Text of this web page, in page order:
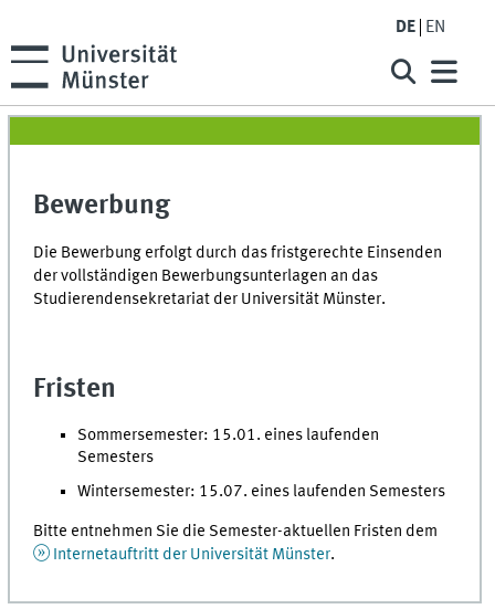
DE EN
Bewerbung
Die Bewerbung erfolgt durch das fristgerechte Einsenden
der vollständigen Bewerbungsunterlagen an das
Studierendensekretariat der Universität Münster.
Fristen
Sommersemester: 15.01. eines laufenden
Semesters
Wintersemester: 15.07. eines laufenden Semesters
Bitte entnehmen Sie die Semester-aktuellen Fristen dem
Internetauftritt der Universität Münster.